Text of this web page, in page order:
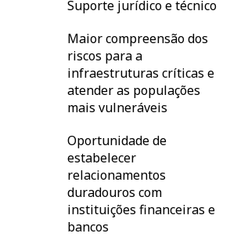
Suporte jurídico e técnico
Maior compreensão dos
riscos para a
infraestruturas críticas e
atender as populações
mais vulneráveis
Oportunidade de
estabelecer
relacionamentos
duradouros com
instituições financeiras e
bancos